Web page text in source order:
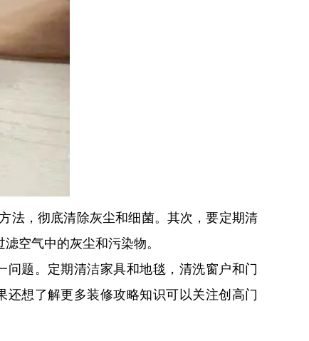
法，彻底清除灰尘和细菌。其次，要定期清
空气中的灰尘和污染物。
题。定期清洁家具和地毯，清洗窗户和门
想了解更多装修攻略知识可以关注创高门